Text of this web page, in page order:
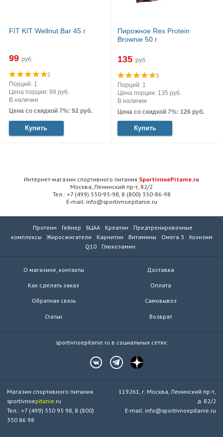
FIT KIT Wellnut Bar 45 г
99 руб.
2
Порций: 1
Цена порции: 99 руб.
В наличии
Цена со скидкой 7%: 92 руб.
Купить
Пирожное Rex Protein
Brownie 50 г
135 руб.
3
Порций: 1
Цена порции: 135 руб.
В наличии
Цена со скидкой 7%: 126 руб.
Купить
Интернет-магазин спортивного питания SportivnoePitanie.ru
Москва, Ленинский пр-т, 82/2
Тел.: +7 (499) 550-95-98, 8 (800) 350-86-98
E-mail: info@sportivnoepitanie.ru
Протеин Гейнер БЦАА Креатин
Предтренировочные
комплексы
Жиросжигатели Карнитин Витамины Омега 3
Коэнзим
Q10
Глюкозамин
О магазине, контакты
Как сделать заказ
Обратная связь
Статьи
Доставка
Оплата
Самовывоз
Возврат
sportivnoepitanie.ru в социальных сетях:
Магазин спортивного питания
sportivnoepitanie .ru
Тел.: +7 (499) 550 95 98, 8 (800)
350 86 98
119261, г. Москва, Ленинский пр-т,
д. 82/2
E-mail: info@sportivnoepitanie.ru